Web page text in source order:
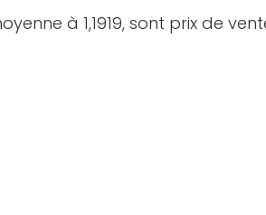
à 1,1919, sont prix de